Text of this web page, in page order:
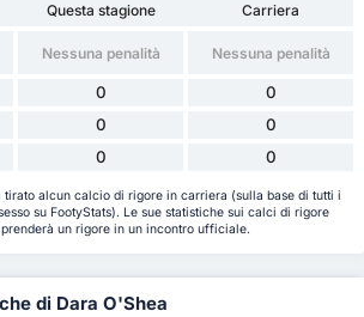
Questa stagione
Carriera
Nessuna penalità Nessuna penalità
0 0
0 0
0 0
tirato alcun calcio di rigore in carriera (sulla base di tutti i
su FootyStats). Le sue statistiche sui calci di rigore
un rigore in un incontro ufficiale.
di Dara O'Shea